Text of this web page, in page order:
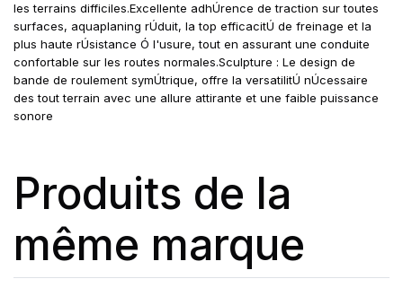
les terrains difficiles.Excellente adhÚrence de traction sur toutes
surfaces, aquaplaning rÚduit, la top efficacitÚ de freinage et la
plus haute rÚsistance Ó l'usure, tout en assurant une conduite
confortable sur les routes normales.Sculpture : Le design de
bande de roulement symÚtrique, offre la versatilitÚ nÚcessaire
des tout terrain avec une allure attirante et une faible puissance
sonore
Produits de la
même marque